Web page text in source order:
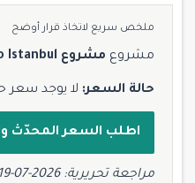
ملخص سريع لاتخاذ قرار أوضح
مشروع مشروع Yoo Istanbul
حالة السعر: لا يوجد سعر
اطلب السعر المحدّث
مراجعة تحريرية: 2026-07-19